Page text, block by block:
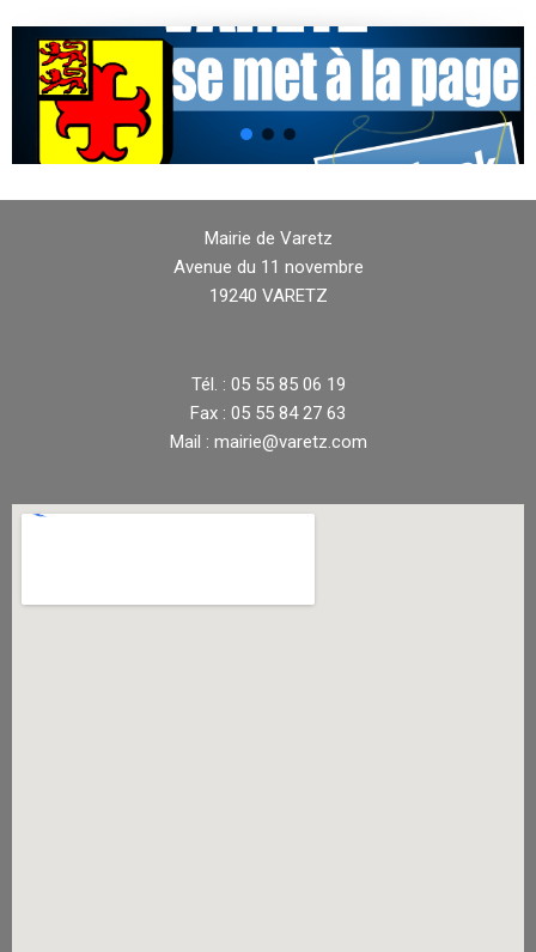
Mairie de Varetz
Avenue du 11 novembre
19240 VARETZ
Tél. : 05 55 85 06 19
Fax : 05 55 84 27 63
Mail : mairie@varetz.com